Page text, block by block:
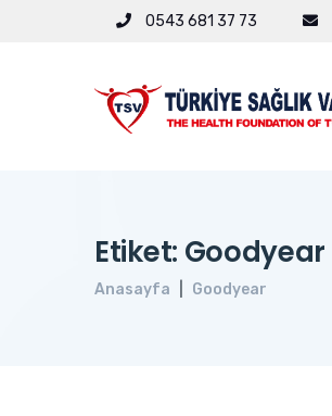
0543 681 37 73
Etiket: Goodyear
Anasayfa Goodyear